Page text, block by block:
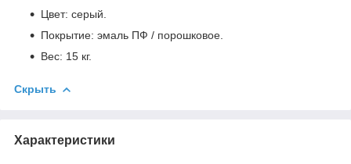
Цвет: серый.
Покрытие: эмаль ПФ / порошковое.
Вес: 15 кг.
Скрыть
Характеристики